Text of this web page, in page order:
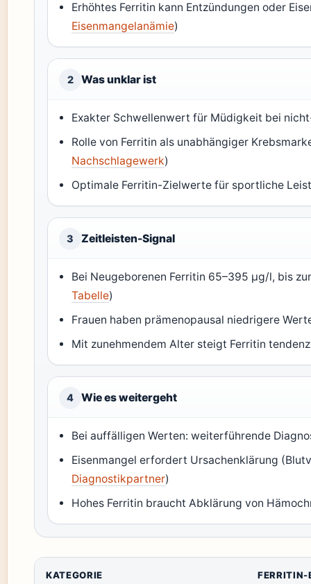
Erhöhtes Ferritin kann Entzündungen oder
Eisenmangelanämie)
2 Was unklar ist
Exakter Schwellenwert für Müdigkeit bei
Rolle von Ferritin als unabhängiger
Nachschlagewerk)
Optimale Ferritin-Zielwerte für sportliche
3 Zeitleisten-Signal
Bei Neugeborenen Ferritin 65–395 µg/l, bis
Tabelle)
Frauen haben prämenopausal niedrigere
Mit zunehmendem Alter steigt Ferritin
4 Wie es weitergeht
Bei auffälligen Werten: weiterführende
Eisenmangel erfordert Ursachenklärung
Diagnostikpartner)
Hohes Ferritin braucht Abklärung von
KATEGORIE